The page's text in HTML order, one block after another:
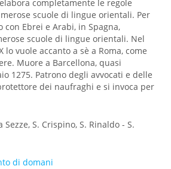
completamente le regole
scuole di lingue orientali. Per
Ebrei e Arabi, in Spagna,
scuole di lingue orientali. Nel
lo vuole accanto a sè a Roma, come
Muore a Barcellona, quasi
1275. Patrono degli avvocati e delle
dei naufraghi e si invoca per
Sezze, S. Crispino, S. Rinaldo - S.
di domani